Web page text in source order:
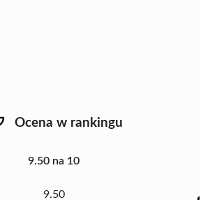
Ocena w rankingu
9.50 na 10
9.50